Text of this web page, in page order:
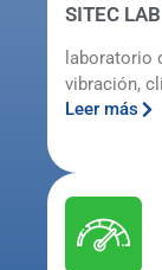
SITEC LAB
laboratorio
vibración,
Leer más